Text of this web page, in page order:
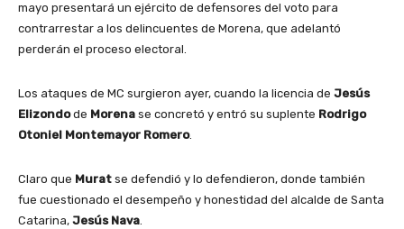
mayo presentará un ejército de defensores del voto para
contrarrestar a los delincuentes de Morena, que adelantó
perderán el proceso electoral.
Los ataques de MC surgieron ayer, cuando la licencia de Jesús
Elizondode Morena se concretó y entró su suplente Rodrigo
Otoniel Montemayor Romero.
Claro que Murat se defendió y lo defendieron, donde también
fue cuestionado el desempeño y honestidad del alcalde de Santa
Catarina, Jesús Nava.